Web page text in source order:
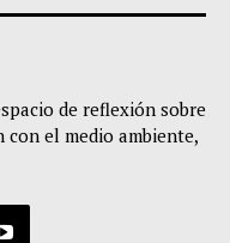
de reflexión sobre
el medio ambiente,